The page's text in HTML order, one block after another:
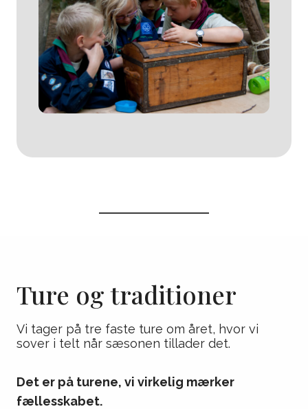
Ture og traditioner
Vi tager på tre faste ture om året, hvor vi
sover i telt når sæsonen tillader det.
Det er på turene, vi virkelig mærker
fællesskabet.